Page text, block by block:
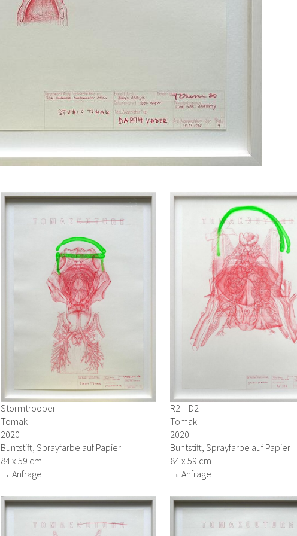
Stormtrooper
Tomak
2020
Buntstift, Sprayfarbe auf Papier
84 x 59 cm
→ Anfrage
R2 – D2
Tomak
2020
Buntstift, Sprayfarbe auf Papier
84 x 59 cm
→ Anfrage